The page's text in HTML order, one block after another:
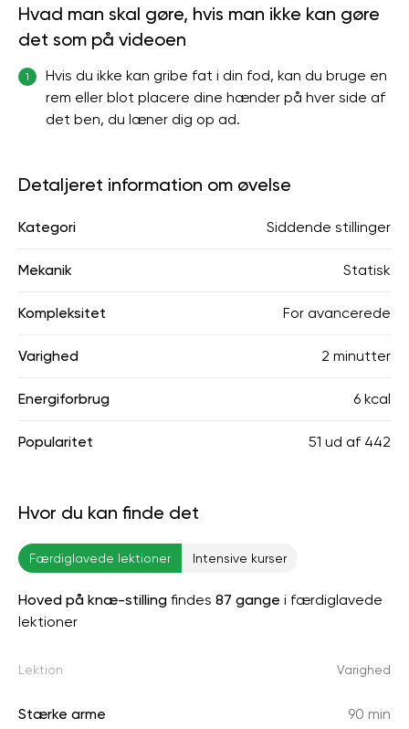
Hvad man skal gøre, hvis man ikke kan gøre
det som på videoen
1
Hvis du ikke kan gribe fat i din fod, kan du bruge en
rem eller blot placere dine hænder på hver side af
det ben, du læner dig op ad.
Detaljeret information om øvelse
Kategori Siddende stillinger
Mekanik Statisk
Kompleksitet For avancerede
Varighed 2 minutter
Energiforbrug 6 kcal
Popularitet 51 ud af 442
Hvor du kan finde det
Færdiglavede lektioner Intensive kurser
Hoved på knæ-stilling findes 87 gange i færdiglavede
lektioner
Lektion Varighed
Stærke arme 90 min